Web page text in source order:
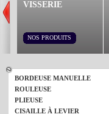
VISSERIE
NOS PRODUITS
BORDEUSE MANUELLE
ROULEUSE
PLIEUSE
CISAILLE À LEVIER